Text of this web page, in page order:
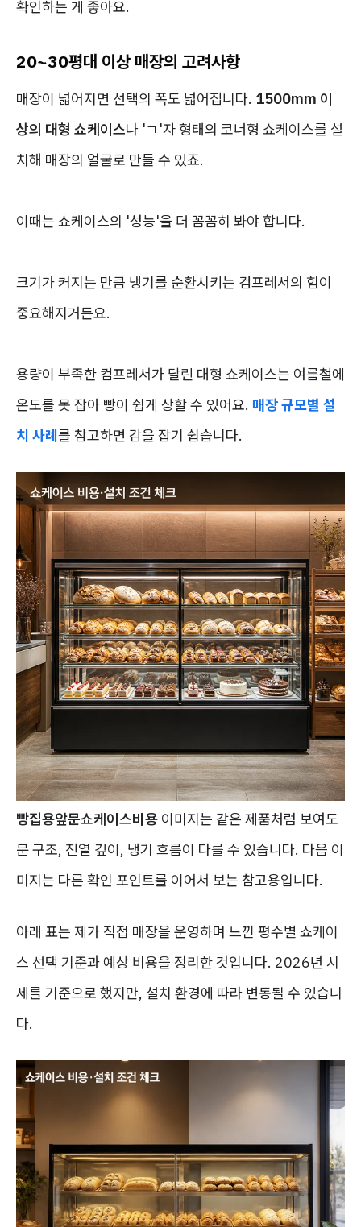
확인하는 게 좋아요.
20~30평대 이상 매장의 고려사항
매장이 넓어지면 선택의 폭도 넓어집니다. 1500mm 이
상의 대형 쇼케이스나 'ㄱ'자 형태의 코너형 쇼케이스를 설
치해 매장의 얼굴로 만들 수 있죠.
이때는 쇼케이스의 '성능'을 더 꼼꼼히 봐야 합니다.
크기가 커지는 만큼 냉기를 순환시키는 컴프레서의 힘이
중요해지거든요.
용량이 부족한 컴프레서가 달린 대형 쇼케이스는 여름철에
온도를 못 잡아 빵이 쉽게 상할 수 있어요. 매장 규모별 설
치 사례를 참고하면 감을 잡기 쉽습니다.
빵집용앞문쇼케이스비용 이미지는 같은 제품처럼 보여도
문 구조, 진열 깊이, 냉기 흐름이 다를 수 있습니다. 다음 이
미지는 다른 확인 포인트를 이어서 보는 참고용입니다.
아래 표는 제가 직접 매장을 운영하며 느낀 평수별 쇼케이
스 선택 기준과 예상 비용을 정리한 것입니다. 2026년 시
세를 기준으로 했지만, 설치 환경에 따라 변동될 수 있습니
다.